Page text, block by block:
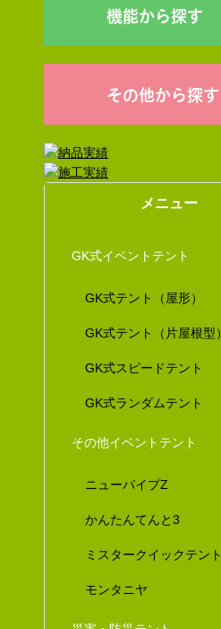
機能から探す
その他から探す
メニュー
GK式イベントテント
GK式テント（屋形）
GK式テント（片屋根型）
GK式スピードテント
GK式ランダムテント
その他イベントテント
ニューパイプZ
かんたんてんと3
ミスタークイックテント
モンタニヤ